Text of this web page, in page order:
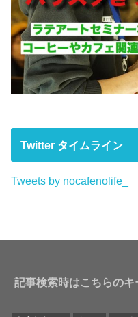
Twitter タイムライン
Tweets by nocafenolife_
記事検索時はこちらのキ